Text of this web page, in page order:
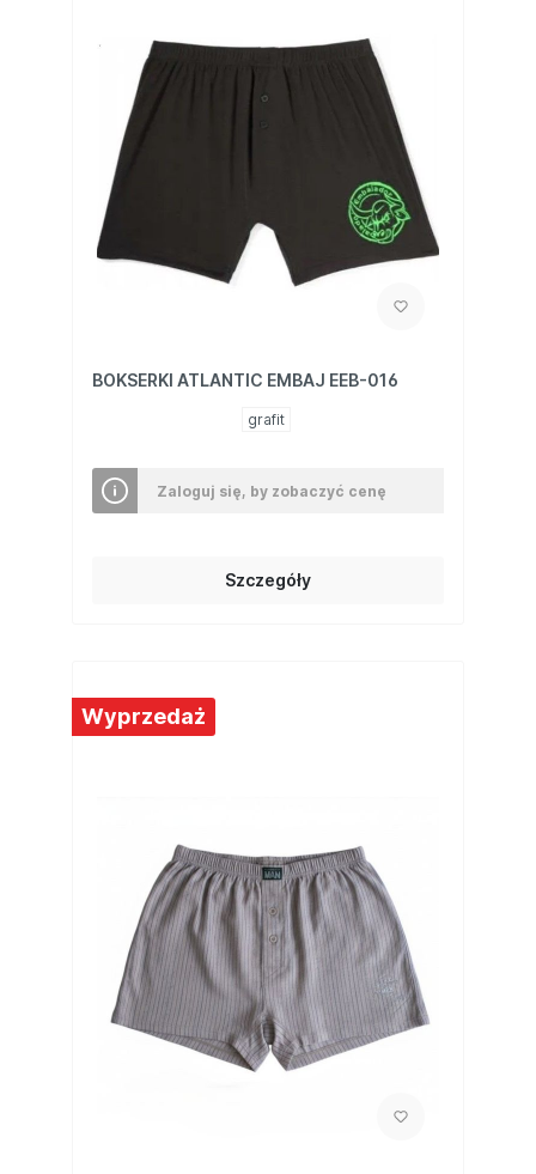
BOKSERKI ATLANTIC EMBAJ EEB-016
grafit
Zaloguj się, by zobaczyć cenę
Szczegóły
Wyprzedaż